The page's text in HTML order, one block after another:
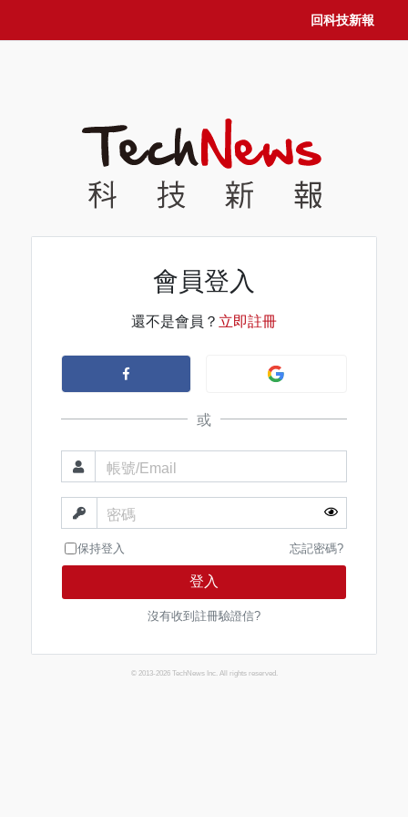
回科技新報
會員登入
還不是會員？ 立即註冊
或
帳號/Email
密碼
保持登入 忘記密碼?
登入
沒有收到註冊驗證信?
© 2013-2026 TechNews Inc. All rights reserved.